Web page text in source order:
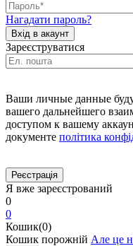
Нагадати пароль?
Зареєструватися
Ваши личные данные
вашего дальнейшего
доступом к вашему
документе політика
Я вже зареєстрований
0
0
Кошик(0)
Кошик порожній Але це